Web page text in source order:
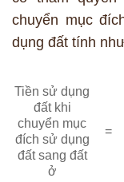
chuyển mục
dụng đất tính
Tiền sử dụng
đất khi
chuyển mục
đích sử dụng
đất sang đất
ở
=